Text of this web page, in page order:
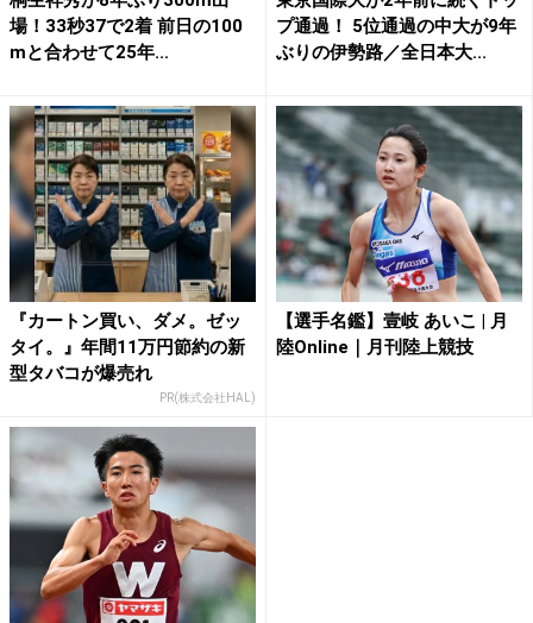
場！33秒37で2着 前日の100
mと合わせて25年...
プ通過！ 5位通過の中大が9年
ぶりの伊勢路／全日本大...
『カートン買い、ダメ。ゼッ
タイ。』年間11万円節約の新
型タバコが爆売れ
PR(株式会社HAL)
【選手名鑑】壹岐 あいこ | 月
陸Online｜月刊陸上競技